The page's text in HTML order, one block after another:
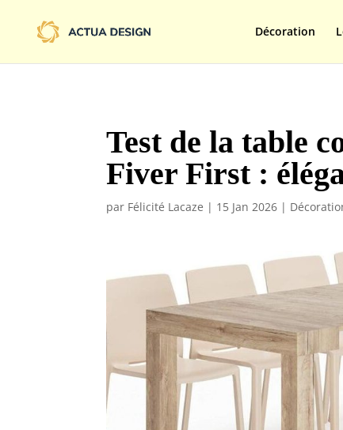
Décoration
Test de la table
Fiver First :
par Félicité Lacaze | 15 Jan 2026 |